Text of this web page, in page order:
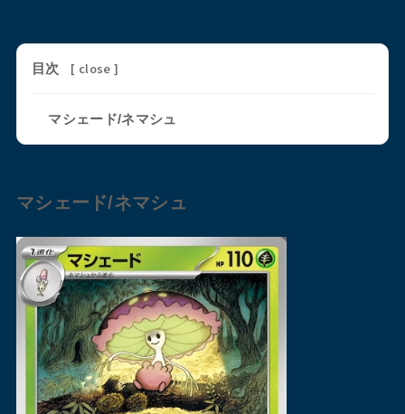
目次 [ close ]
マシェード/ネマシュ
マシェード/ネマシュ